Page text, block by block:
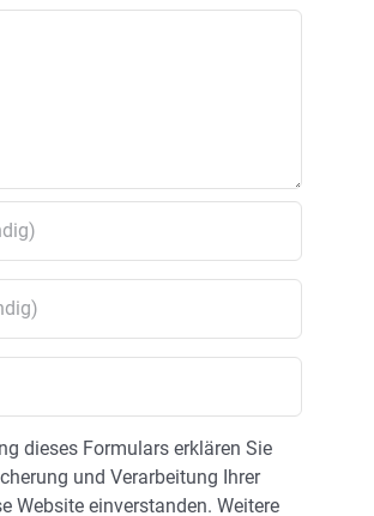
dieses Formulars erklären Sie
und Verarbeitung Ihrer
Website einverstanden. Weitere